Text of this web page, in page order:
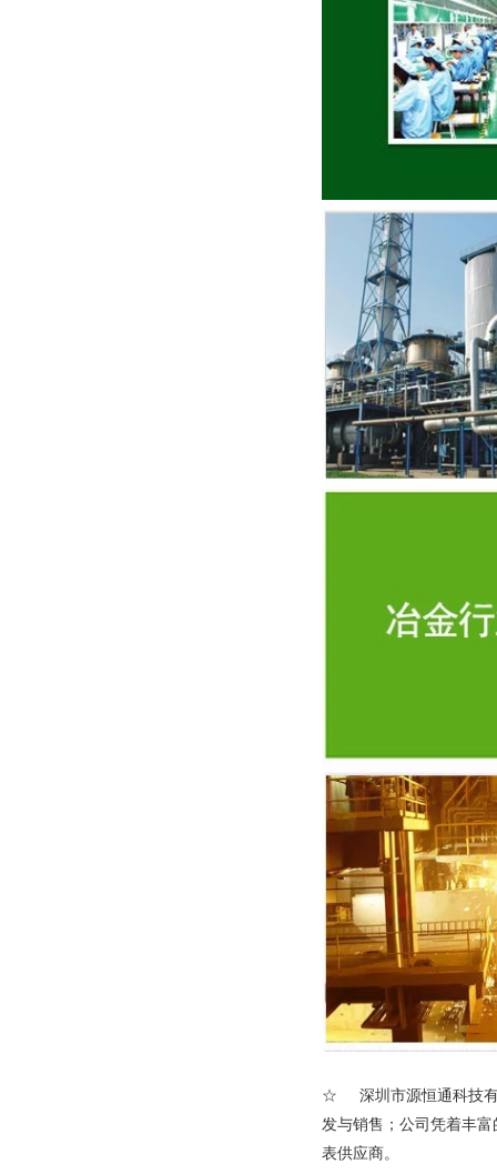
☆ 深圳市源恒通科技有
发与销售；公司凭着丰
表供应商。